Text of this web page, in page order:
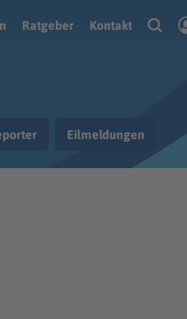
Ratgeber Kontakt
Eilmeldungen